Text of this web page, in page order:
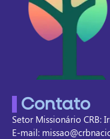
Contato
Setor Missionário CRB:
E-mail: